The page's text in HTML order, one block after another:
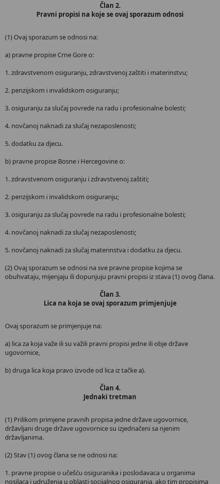
Član 2.
Pravni propisi na koje se ovaj sporazum odnosi
(1) Ovaj sporazum se odnosi na:
a) pravne propise Crne Gore o:
1. zdravstvenom osiguranju, zdravstvenoj zaštiti i materinstvu;
2. penzijskom i invalidskom osiguranju;
3. osiguranju za slučaj povrede na radu i profesionalne bolesti;
4. novčanoj naknadi za slučaj nezaposlenosti;
5. dodatku za djecu.
b) pravne propise Bosne i Hercegovine o:
1. zdravstvenom osiguranju i zdravstvenoj zaštiti;
2. penzijskom i invalidskom osiguranju;
3. osiguranju za slučaj povrede na radu i profesionalne bolesti;
4. novčanoj naknadi za slučaj nezaposlenosti;
5. novčanoj naknadi za slučaj materinstva i dodatku za djecu.
(2) Ovaj sporazum se odnosi na sve pravne propise kojima se
obuhvataju, mijenjaju ili dopunjuju pravni propisi iz stava (1) ovog člana.
Član 3.
Lica na koja se ovaj sporazum primjenjuje
Ovaj sporazum se primjenjuje na:
a) lica za koja važe ili su važili pravni propisi jedne ili obje države
ugovornice,
b) druga lica koja pravo izvode od lica iz tačke a).
Član 4.
Jednaki tretman
(1) Prilikom primjene pravnih propisa jedne države ugovornice,
državljani druge države ugovornice su izjednačeni sa njenim
državljanima.
(2) Stav (1) ovog člana se ne odnosi na:
1. pravne propise o učešću osiguranika i poslodavaca u organima
nosilaca i udruženja u oblasti socijalnog osiguranja, ako tim propisima